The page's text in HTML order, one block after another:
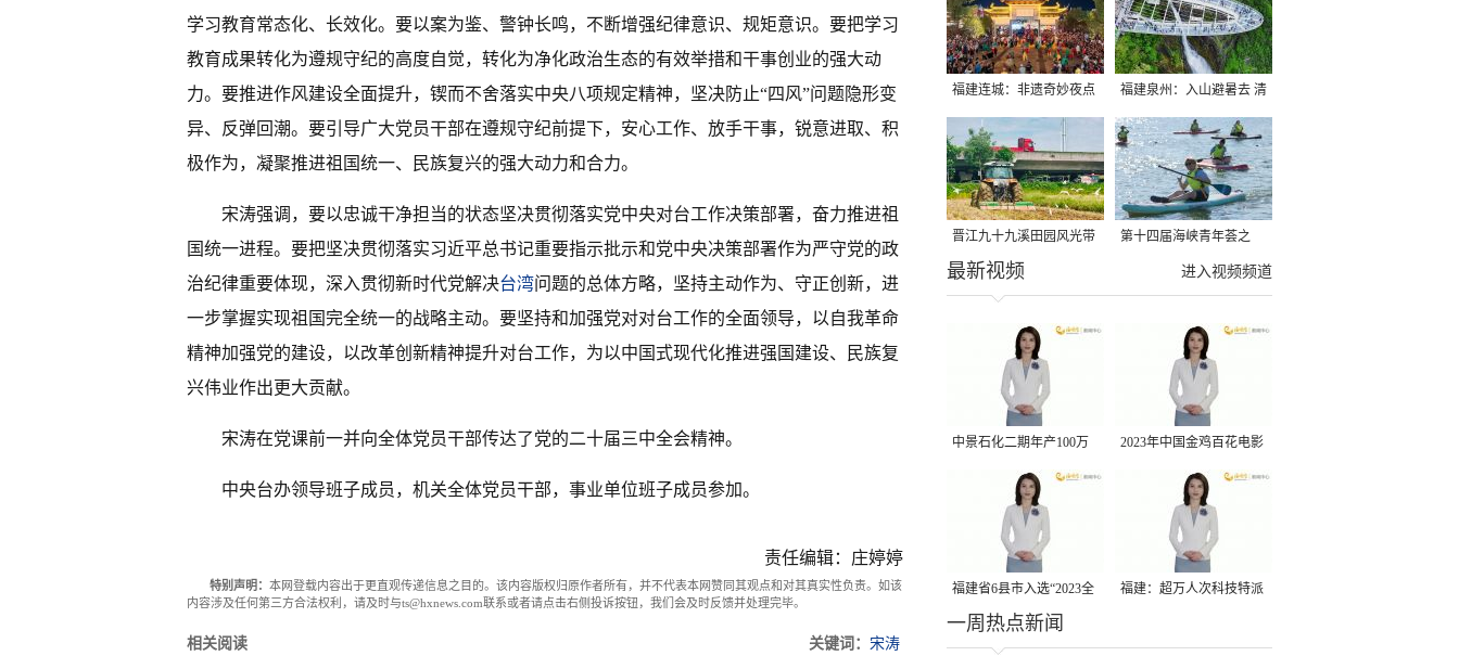
学习教育常态化、长效化。要以案为鉴、警钟长鸣，不断增强纪律意识、规矩意识。要把学习
教育成果转化为遵规守纪的高度自觉，转化为净化政治生态的有效举措和干事创业的强大动
力。要推进作风建设全面提升，锲而不舍落实中央八项规定精神，坚决防止“四风”问题隐形变
异、反弹回潮。要引导广大党员干部在遵规守纪前提下，安心工作、放手干事，锐意进取、积
极作为，凝聚推进祖国统一、民族复兴的强大动力和合力。
宋涛强调，要以忠诚干净担当的状态坚决贯彻落实党中央对台工作决策部署，奋力推进祖
国统一进程。要把坚决贯彻落实习近平总书记重要指示批示和党中央决策部署作为严守党的政
治纪律重要体现，深入贯彻新时代党解决台湾问题的总体方略，坚持主动作为、守正创新，进
一步掌握实现祖国完全统一的战略主动。要坚持和加强党对对台工作的全面领导，以自我革命
精神加强党的建设，以改革创新精神提升对台工作，为以中国式现代化推进强国建设、民族复
兴伟业作出更大贡献。
宋涛在党课前一并向全体党员干部传达了党的二十届三中全会精神。
中央台办领导班子成员，机关全体党员干部，事业单位班子成员参加。
责任编辑：庄婷婷
特别声明： 本网登载内容出于更直观传递信息之目的。该内容版权归原作者所有，并不代表本网赞同其观点和对其真实性负责。如该
内容涉及任何第三方合法权利，请及时与ts@hxnews.com联系或者请点击右侧投诉按钮，我们会及时反馈并处理完毕。
相关阅读 关键词： 宋涛
福建连城：非遗奇妙夜点
亮夏夜
福建泉州：入山避暑去 清
凉好惬意
晋江九十九溪田园风光带
千亩早稻迎来成熟收割季
第十四届海峡青年荟之
2026榕台青年大学生水上
进入视频频道
最新视频
中景石化二期年产100万
吨丙烷脱氢项目建成中交
2023年中国金鸡百花电影
节有福电影巡展31日启动
福建省6县市入选“2023全
国县域发展潜力百强县”
福建：超万人次科技特派
一周热点新闻